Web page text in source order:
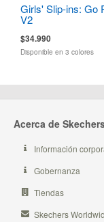
Girls' Slip-ins: Go
V2
$34.990
Disponible en 3 colores
Acerca de
Información
Gobernanza
Tiendas
Skechers